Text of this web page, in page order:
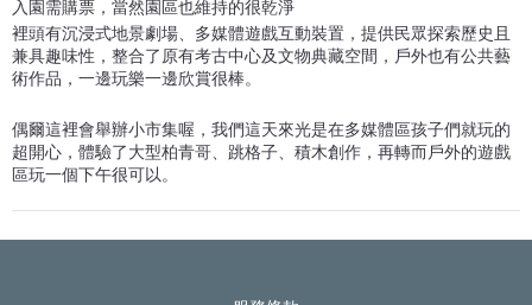
入園需購票，當然園區也維持的很乾淨
裡頭有沉浸式地景劇場、多媒體遊戲互動裝置，提供民眾探索歷史且
兼具趣味性，整合了原有考古中心及文物典藏空間，戶外也有公共藝
術作品，一邊玩樂一邊欣賞很棒。
偶爾這裡會舉辦小市集喔，我們這天來光是在多媒體區孩子們就玩的
超開心，體驗了大型柏青哥、跳格子、積木創作，再轉而戶外的遊戲
區玩一個下午很可以。